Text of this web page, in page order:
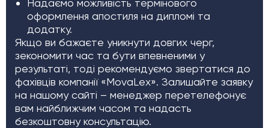
оформлення апостиля на дипломі та
додатку.
Якщо ви бажаєте уникнути довгих черг,
зекономити час та бути впевненими у
результаті, тоді рекомендуємо звертатися до
фахівців компанії «MovaLex». Залишайте заявку
на нашому сайті – менеджер перетелефонує
вам найближчим часом та надасть
безкоштовну консультацію.